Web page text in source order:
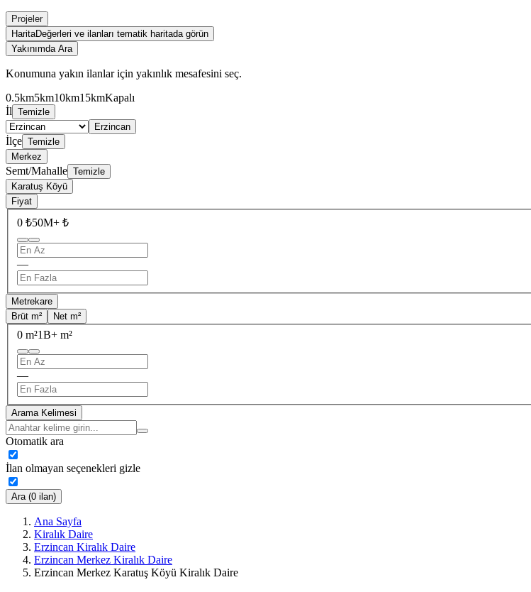
Projeler
HaritaDeğerleri ve ilanları tematik haritada görün
Yakınımda Ara
Konumuna yakın ilanlar için yakınlık mesafesini seç.
0.5km5km10km15kmKapalı
İl Temizle
Erzincan
İlçe Temizle
Merkez
Semt/Mahalle Temizle
Karatuş Köyü
Fiyat
0 ₺50M+ ₺
—
Metrekare
Brüt m²
Net m²
0 m²1B+ m²
—
Arama Kelimesi
Otomatik ara
İlan olmayan seçenekleri gizle
Ara (0 ilan)
Ana Sayfa
Kiralık Daire
Erzincan Kiralık Daire
Erzincan Merkez Kiralık Daire
Erzincan Merkez Karatuş Köyü Kiralık Daire